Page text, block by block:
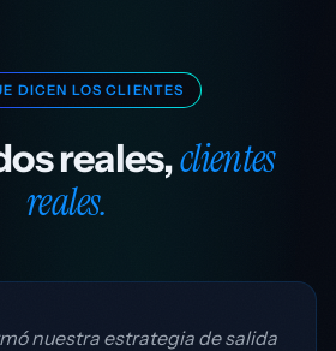
DICEN LOS CLIENTES
reales,clientes
reales.
nuestra estrategia de salida